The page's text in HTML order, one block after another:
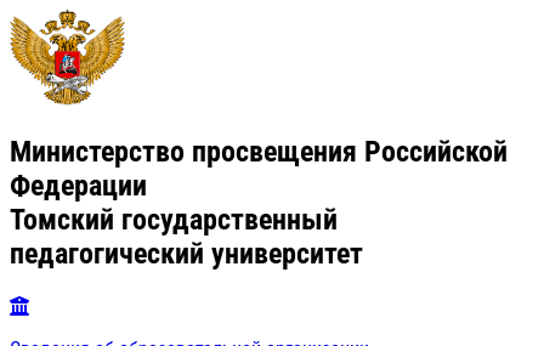
Министерство просвещения Российской
Федерации
Томский государственный
педагогический университет